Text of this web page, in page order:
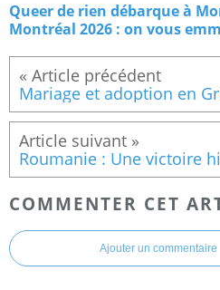
Queer de rien débarque à
Montréal 2026 : on vous
COMMENTER CET
Ajouter un commentaire